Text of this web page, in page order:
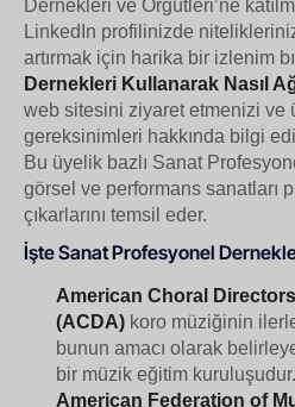
Dernekleri ve Örgütleri’ne
LinkedIn profilinizde
artırmak için harika bir izlenim
Dernekleri Kullanarak Nasıl
web sitesini ziyaret etmenizi ve
gereksinimleri hakkında bilgi
Bu üyelik bazlı Sanat
görsel ve performans sanatları
çıkarlarını temsil eder.
İşte Sanat Profesyonel
American Choral
(ACDA) koro müziğinin
bunun amacı olarak
bir müzik eğitim kuruluşudur.
American Federation of